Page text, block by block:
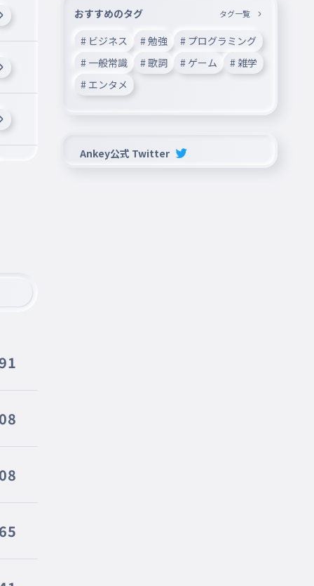
おすすめのタグ タグ一覧
# ビジネス # 勉強
# プログラミング
# 一般常識
# 歌詞 # ゲーム
# 雑学
# エンタメ
Ankey公式 Twitter